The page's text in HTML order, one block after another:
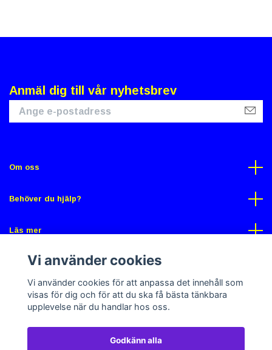
Anmäl dig till vår nyhetsbrev
Om oss
Behöver du hjälp?
Läs mer
Sociala medier
Vi använder cookies
Vi använder cookies för att anpassa det innehåll som
visas för dig och för att du ska få bästa tänkbara
upplevelse när du handlar hos oss.
Godkänn alla